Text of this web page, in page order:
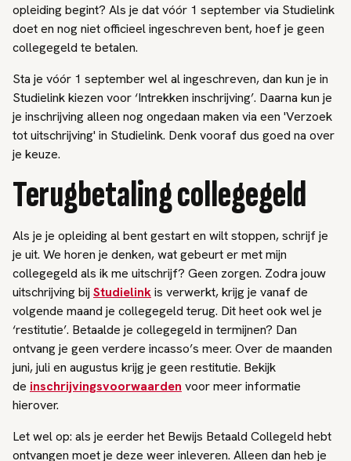
opleiding begint? Als je dat vóór 1 september via Studielink
doet en nog niet officieel ingeschreven bent, hoef je geen
collegegeld te betalen.
Sta je vóór 1 september wel al ingeschreven, dan kun je in
Studielink kiezen voor ‘Intrekken inschrijving’. Daarna kun je
je inschrijving alleen nog ongedaan maken via een 'Verzoek
tot uitschrijving' in Studielink. Denk vooraf dus goed na over
je keuze.
Terugbetaling collegegeld
Als je je opleiding al bent gestart en wilt stoppen, schrijf je
je uit. We horen je denken, wat gebeurt er met mijn
collegegeld als ik me uitschrijf? Geen zorgen. Zodra jouw
uitschrijving bij Studielinkis verwerkt, krijg je vanaf de
volgende maand je collegegeld terug. Dit heet ook wel je
‘restitutie’. Betaalde je collegegeld in termijnen? Dan
ontvang je geen verdere incasso’s meer. Over de maanden
juni, juli en augustus krijg je geen restitutie. Bekijk
de inschrijvingsvoorwaarden voor meer informatie
hierover.
Let wel op: als je eerder het Bewijs Betaald Collegeld hebt
ontvangen moet je deze weer inleveren. Alleen dan heb je